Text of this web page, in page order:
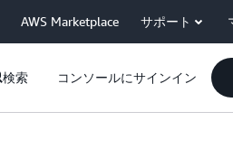
AWS Marketplace サポート
検索 コンソールにサインイン